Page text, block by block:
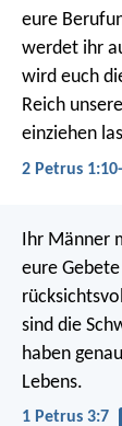
eure
werdet ihr
wird euch
Reich
einziehen
2 Petrus
Ihr Männer
eure
sind die
haben
Lebens.
1 Petrus 3:7